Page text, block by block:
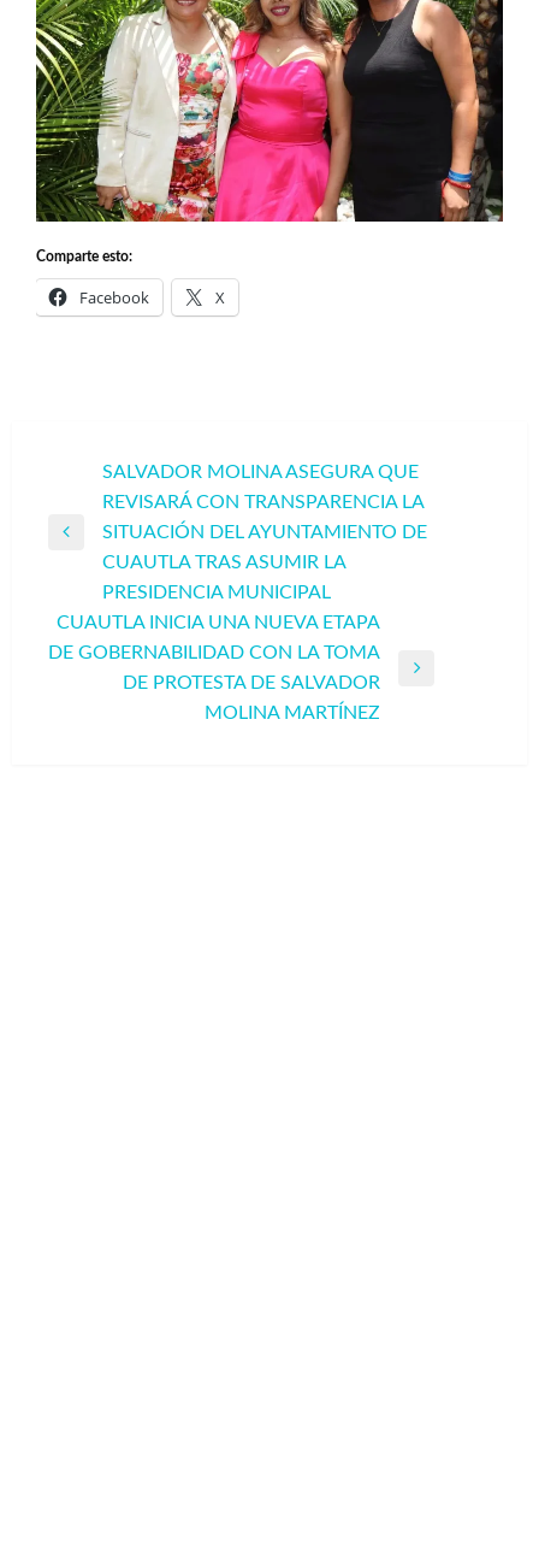
Comparte esto:
Facebook X
Navegación
entradas
SALVADOR MOLINA ASEGURA QUE
REVISARÁ CON TRANSPARENCIA LA
SITUACIÓN DEL AYUNTAMIENTO DE
CUAUTLA TRAS ASUMIR LA
PRESIDENCIA MUNICIPAL
CUAUTLA INICIA UNA NUEVA ETAPA
DE GOBERNABILIDAD CON LA TOMA
DE PROTESTA DE SALVADOR
MOLINA MARTÍNEZ